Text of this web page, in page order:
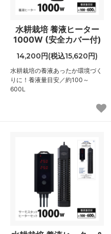
水耕栽培 養液ヒーター
1000W (安全カバー付)
14,200円(税込15,620円)
水耕栽培の養液あったか環境づく
りに！養液量目安／約100～
600L